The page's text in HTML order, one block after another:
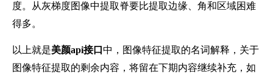
度。从灰梯度图像中提取脊要比提取边缘、角和区域困难
得多。
以上就是美颜api接口 中，图像特征提取的名词解释，关于
图像特征提取的剩余内容，将留在下期内容继续补充，如